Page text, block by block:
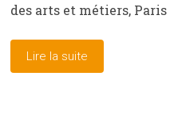
des arts et métiers, Paris
Lire la suite